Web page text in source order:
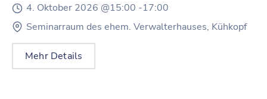
4. Oktober 2026 @15:00 -17:00
Seminarraum des ehem. Verwalterhauses, Kühkopf
Mehr Details